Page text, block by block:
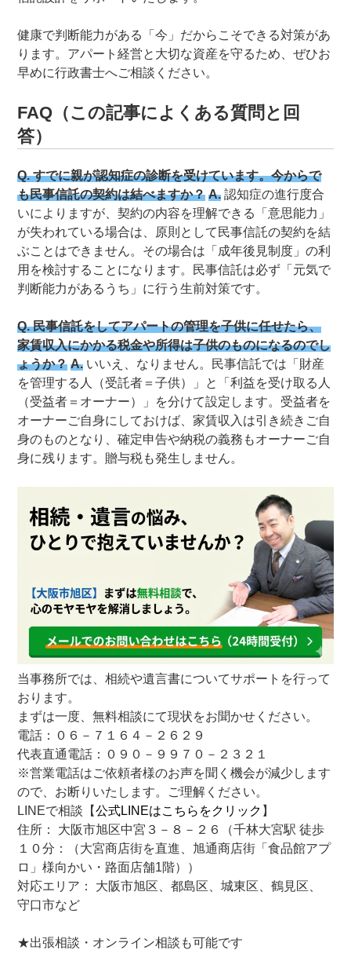
健康で判断能力がある「今」だからこそできる対策があ
ります。アパート経営と大切な資産を守るため、ぜひお
早めに行政書士へご相談ください。
FAQ（この記事によくある質問と回
答）
Q. すでに親が認知症の診断を受けています。今からで
も民事信託の契約は結べますか？ A. 認知症の進行度合
いによりますが、契約の内容を理解できる「意思能力」
が失われている場合は、原則として民事信託の契約を結
ぶことはできません。その場合は「成年後見制度」の利
用を検討することになります。民事信託は必ず「元気で
判断能力があるうち」に行う生前対策です。
Q. 民事信託をしてアパートの管理を子供に任せたら、
家賃収入にかかる税金や所得は子供のものになるのでし
ょうか？ A. いいえ、なりません。民事信託では「財産
を管理する人（受託者＝子供）」と「利益を受け取る人
（受益者＝オーナー）」を分けて設定します。受益者を
オーナーご自身にしておけば、家賃収入は引き続きご自
身のものとなり、確定申告や納税の義務もオーナーご自
身に残ります。贈与税も発生しません。
当事務所では、相続や遺言書についてサポートを行って
おります。
まずは一度、無料相談にて現状をお聞かせください。
電話：０６－７１６４－２６２９
代表直通電話：０９０－９９７０－２３２１
※営業電話はご依頼者様のお声を聞く機会が減少します
ので、お断りいたします。ご理解ください。
LINEで相談【公式LINEはこちらをクリック 】
住所： 大阪市旭区中宮３－８－２６（千林大宮駅 徒歩
１０分：（大宮商店街を直進、旭通商店街「食品館アプ
ロ」様向かい・路面店舗1階））
対応エリア： 大阪市旭区、都島区、城東区、鶴見区、
守口市など
★出張相談・オンライン相談も可能です